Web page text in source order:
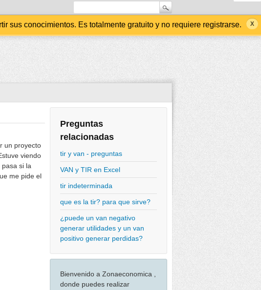
sus conocimientos. Es totalmente gratuito y no requiere registrarse.
Preguntas
relacionadas
tir y van - preguntas
VAN y TIR en Excel
tir indeterminada
que es la tir? para que sirve?
¿puede un van negativo
generar utilidades y un van
positivo generar perdidas?
Bienvenido a Zonaeconomica ,
donde puedes realizar
un proyecto
viendo
si la
me pide el